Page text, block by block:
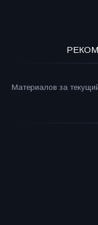
Материалов за